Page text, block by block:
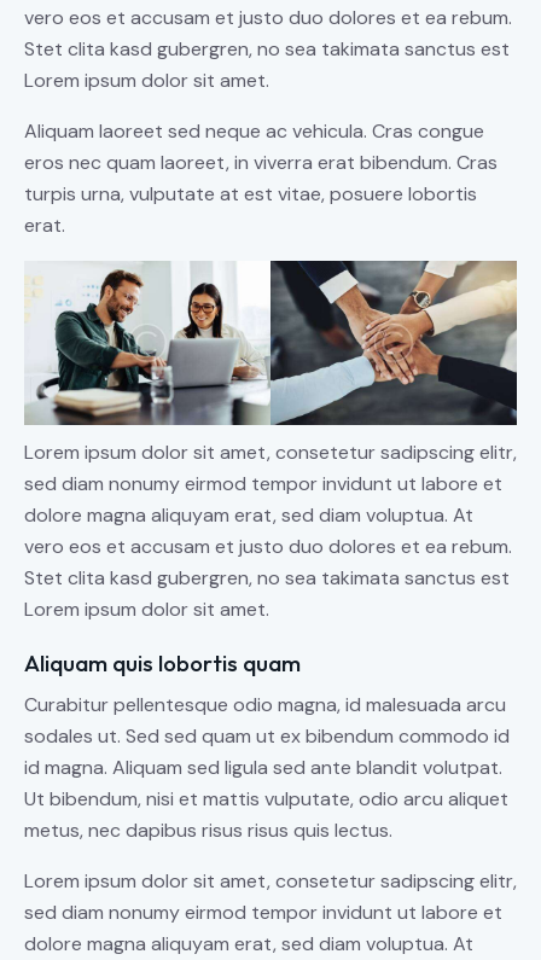
vero eos et accusam et justo duo dolores et ea rebum.
Stet clita kasd gubergren, no sea takimata sanctus est
Lorem ipsum dolor sit amet.
Aliquam laoreet sed neque ac vehicula. Cras congue
eros nec quam laoreet, in viverra erat bibendum. Cras
turpis urna, vulputate at est vitae, posuere lobortis
erat.
Lorem ipsum dolor sit amet, consetetur sadipscing elitr,
sed diam nonumy eirmod tempor invidunt ut labore et
dolore magna aliquyam erat, sed diam voluptua. At
vero eos et accusam et justo duo dolores et ea rebum.
Stet clita kasd gubergren, no sea takimata sanctus est
Lorem ipsum dolor sit amet.
Aliquam quis lobortis quam
Curabitur pellentesque odio magna, id malesuada arcu
sodales ut. Sed sed quam ut ex bibendum commodo id
id magna. Aliquam sed ligula sed ante blandit volutpat.
Ut bibendum, nisi et mattis vulputate, odio arcu aliquet
metus, nec dapibus risus risus quis lectus.
Lorem ipsum dolor sit amet, consetetur sadipscing elitr,
sed diam nonumy eirmod tempor invidunt ut labore et
dolore magna aliquyam erat, sed diam voluptua. At